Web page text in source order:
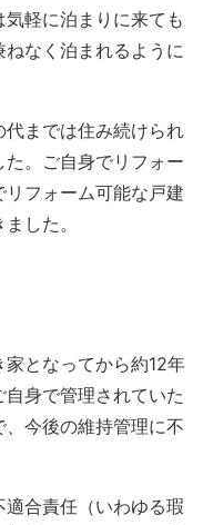
軽に泊まりに来ても
なく泊まれるように
までは住み続けられ
。ご自身でリフォー
フォーム可能な戸建
した。
となってから約12年
身で管理されていた
今後の維持管理に不
合責任（いわゆる瑕